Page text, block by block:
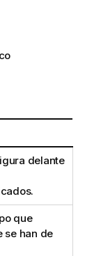
delante
que
se han de